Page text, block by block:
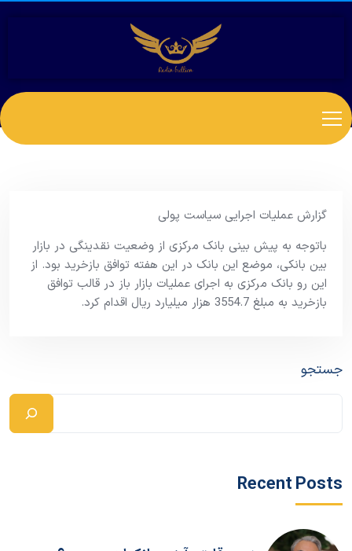
گزارش عملیات اجرایی سیاست پولی
باتوجه به پیش بینی بانک مرکزی از وضعیت نقدینگی در بازار
بین بانکی، موضع این بانک در این هفته توافق بازخرید بود. از
این رو بانک مرکزی به اجرای عملیات بازار باز در قالب توافق
بازخرید به مبلغ 3554.7 هزار میلیارد ریال اقدام کرد.
جستجو
Recent Posts